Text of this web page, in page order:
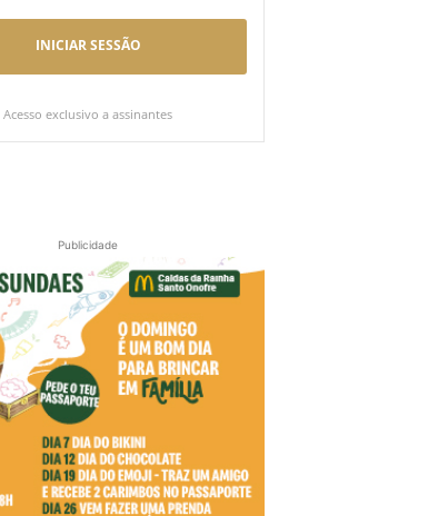
INICIAR SESSÃO
Acesso exclusivo a assinantes
Publicidade